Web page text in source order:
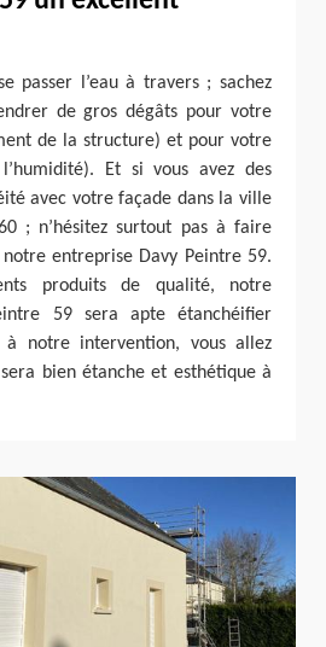
passer l’eau à travers ; sachez
de gros dégâts pour votre
de la structure) et pour votre
Et si vous avez des
avec votre façade dans la ville
; n’hésitez surtout pas à faire
entreprise Davy Peintre 59.
produits de qualité, notre
59 sera apte étanchéifier
à notre intervention, vous allez
bien étanche et esthétique à